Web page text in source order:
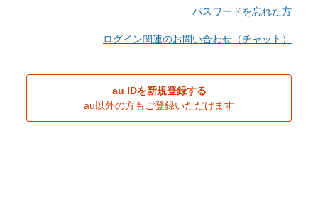
パスワードを忘れた方
ログイン関連のお問い合わせ（チャット）
au IDを新規登録する
au以外の方もご登録いただけます